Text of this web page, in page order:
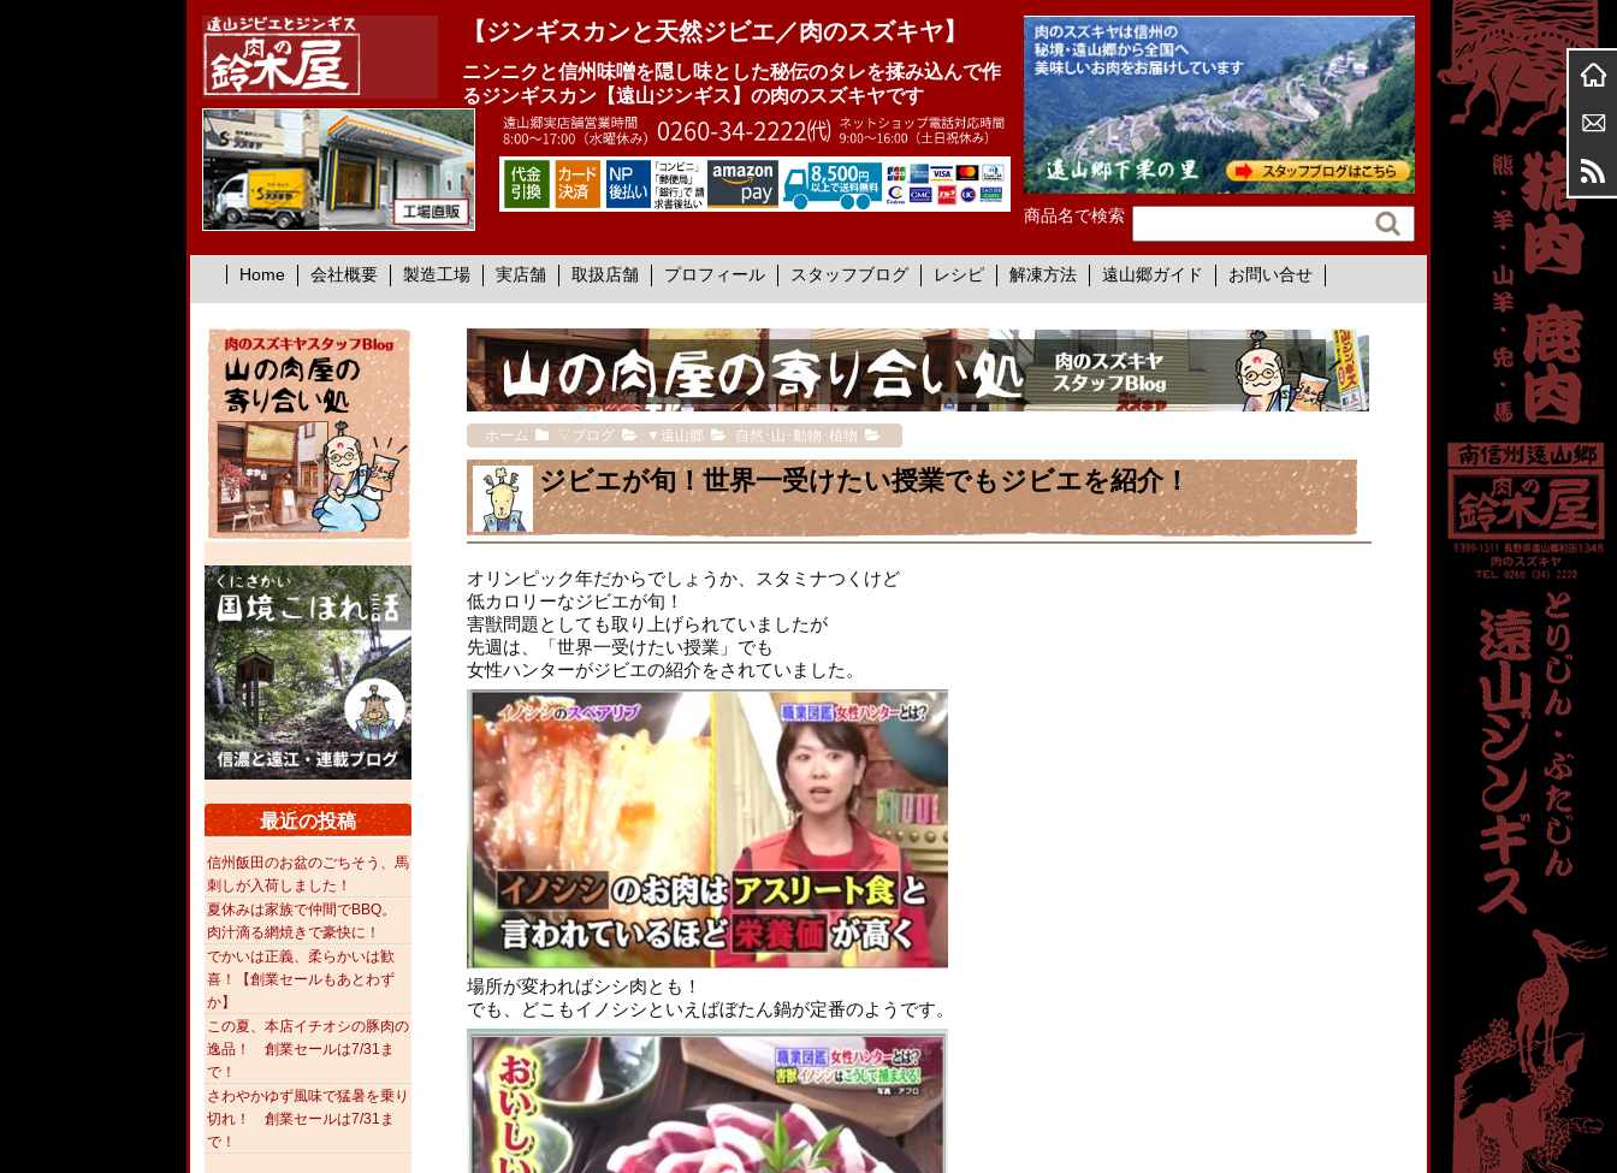
【ジンギスカンと天然ジビエ／肉のスズキヤ】
ニンニクと信州味噌を隠し味とした秘伝のタレを揉み込んで作
るジンギスカン【遠山ジンギス】の肉のスズキヤです
商品名で検索
Home 会社概要 製造工場 実店舗 取扱店舗 プロフィール スタッフブログ レシピ 解凍方法 遠山郷ガイド お問い合せ
ホーム ▽ブログ ▼遠山郷 自然･山･動物･植物
ジビエが旬！世界一受けたい授業でもジビエを紹介！
オリンピック年だからでしょうか、スタミナつくけど
低カロリーなジビエが旬！
害獣問題としても取り上げられていましたが
先週は、「世界一受けたい授業」でも
女性ハンターがジビエの紹介をされていました。
場所が変わればシシ肉とも！
でも、どこもイノシシといえばぼたん鍋が定番のようです。
最近の投稿
信州飯田のお盆のごちそう、馬
刺しが入荷しました！
夏休みは家族で仲間でBBQ。
肉汁滴る網焼きで豪快に！
でかいは正義、柔らかいは歓
喜！【創業セールもあとわず
か】
この夏、本店イチオシの豚肉の
逸品！ 創業セールは7/31ま
で！
さわやかゆず風味で猛暑を乗り
切れ！ 創業セールは7/31ま
で！